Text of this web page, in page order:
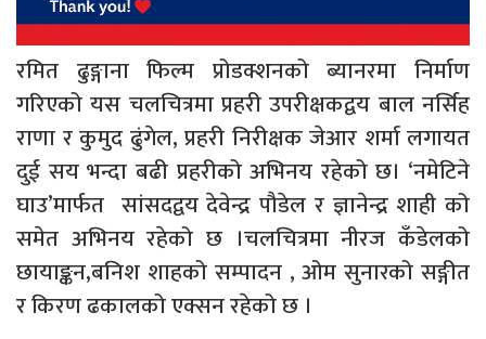
रमित ढुङ्गाना फिल्म प्रोडक्शनको ब्यानरमा निर्माण
गरिएको यस चलचित्रमा प्रहरी उपरीक्षकद्वय बाल नर्सिह
राणा र कुमुद ढुंगेल, प्रहरी निरीक्षक जेआर शर्मा लगायत
दुई सय भन्दा बढी प्रहरीको अभिनय रहेको छ। ‘नमेटिने
घाउ’मार्फत सांसदद्वय देवेन्द्र पौडेल र ज्ञानेन्द्र शाही को
समेत अभिनय रहेको छ ।चलचित्रमा नीरज कँडेलको
छायाङ्कन,बनिश शाहको सम्पादन , ओम सुनारको सङ्गीत
र किरण ढकालको एक्सन रहेको छ ।